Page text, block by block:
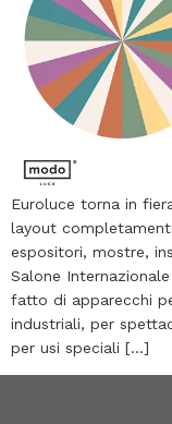
Euroluce torna in
layout
espositori, mostre,
Salone
fatto di apparecchi
industriali, per
per usi speciali […]